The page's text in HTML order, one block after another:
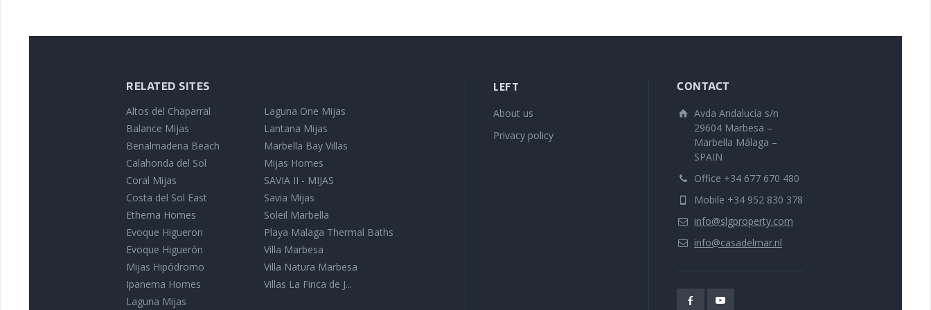
RELATED SITES
Altos del Chaparral
Balance Mijas
Benalmadena Beach
Calahonda del Sol
Coral Mijas
Costa del Sol East
Etherna Homes
Evoque Higueron
Evoque Higuerón
Mijas Hipódromo
Ipanema Homes
Laguna Mijas
Laguna One Mijas
Lantana Mijas
Marbella Bay Villas
Mijas Homes
SAVIA II - MIJAS
Savia Mijas
Soleil Marbella
Playa Malaga Thermal Baths
Villa Marbesa
Villa Natura Marbesa
Villas La Finca de J...
LEFT
About us
Privacy policy
CONTACT
Avda Andalucía s/n
29604 Marbesa –
Marbella Málaga –
SPAIN
Office +34 677 670 480
Mobile +34 952 830 378
info@slgproperty.com
info@casadelmar.nl